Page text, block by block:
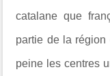
catalane que
partie de la région
peine les centres